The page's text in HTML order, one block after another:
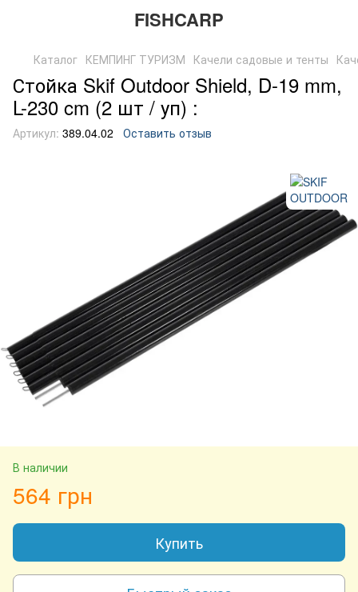
FISHCARP
Каталог КЕМПИНГ ТУРИЗМ Качели садовые и тенты
Стойка Skif Outdoor Shield, D-19 mm,
L-230 cm (2 шт / уп) :
Артикул: 389.04.02 Оставить отзыв
В наличии
564 грн
Купить